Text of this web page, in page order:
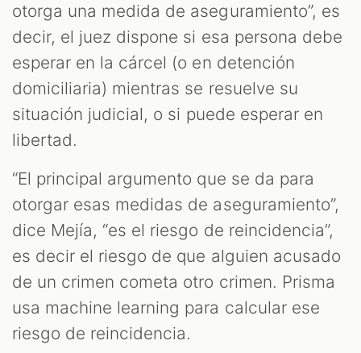
otorga una medida de aseguramiento”, es
decir, el juez dispone si esa persona debe
esperar en la cárcel (o en detención
domiciliaria) mientras se resuelve su
situación judicial, o si puede esperar en
libertad.
“El principal argumento que se da para
otorgar esas medidas de aseguramiento”,
dice Mejía, “es el riesgo de reincidencia”,
es decir el riesgo de que alguien acusado
de un crimen cometa otro crimen. Prisma
usa machine learning para calcular ese
riesgo de reincidencia.